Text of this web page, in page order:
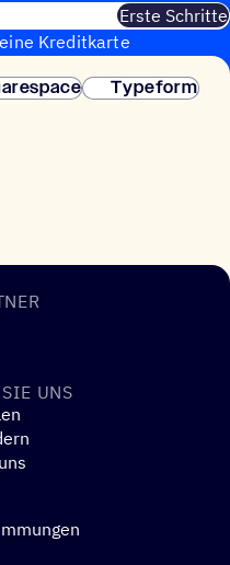
Erste Schritte
Kreditkarte
Typeform
UNS